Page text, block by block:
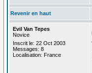
Revenir en haut
Evil Van Tepes
Novice
Inscrit le: 22 Oct 2003
Messages: 8
Localisation: France